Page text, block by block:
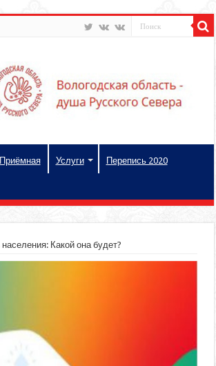
Приёмная Услуги Перепись 2020
Какой она будет?